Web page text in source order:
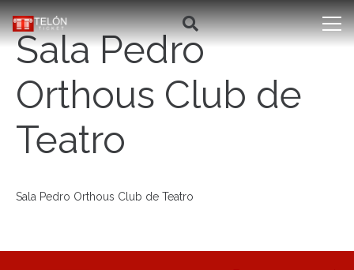
Sala Pedro
Orthous Club de
Teatro
Sala Pedro Orthous Club de Teatro